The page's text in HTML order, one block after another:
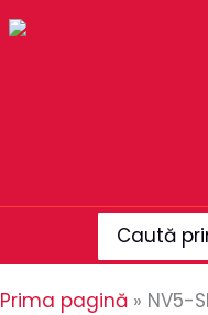
Skip
to
Search
for:
Prima pagină » NV5-